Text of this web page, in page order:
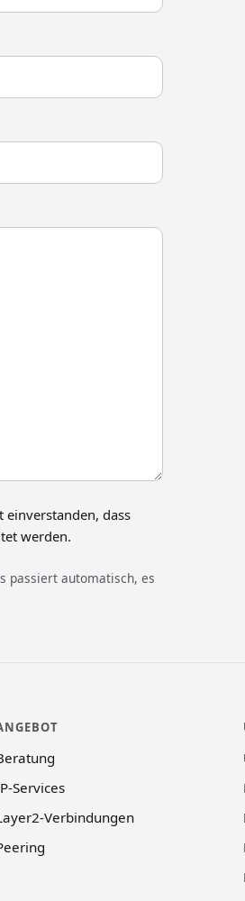
dass
werden.
passiert automatisch, es
Services
Verbindungen